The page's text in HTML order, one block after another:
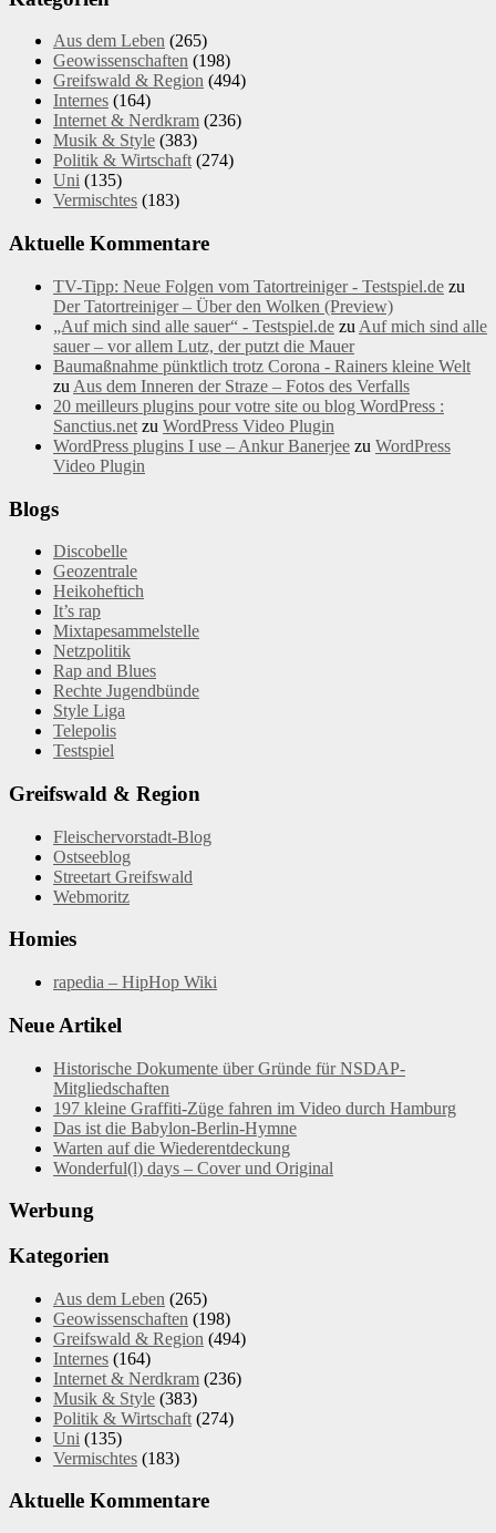
Aus dem Leben (265)
Geowissenschaften (198)
Greifswald & Region (494)
Internes (164)
Internet & Nerdkram (236)
Musik & Style (383)
Politik & Wirtschaft (274)
Uni (135)
Vermischtes (183)
Aktuelle Kommentare
TV-Tipp: Neue Folgen vom Tatortreiniger - Testspiel.de zu
Der Tatortreiniger – Über den Wolken (Preview)
„Auf mich sind alle sauer“ - Testspiel.de zu Auf mich sind alle
sauer – vor allem Lutz, der putzt die Mauer
Baumaßnahme pünktlich trotz Corona - Rainers kleine Welt
zu Aus dem Inneren der Straze – Fotos des Verfalls
20 meilleurs plugins pour votre site ou blog WordPress :
Sanctius.net zu WordPress Video Plugin
WordPress plugins I use – Ankur Banerjee zu WordPress
Video Plugin
Blogs
Discobelle
Geozentrale
Heikoheftich
It’s rap
Mixtapesammelstelle
Netzpolitik
Rap and Blues
Rechte Jugendbünde
Style Liga
Telepolis
Testspiel
Greifswald & Region
Fleischervorstadt-Blog
Ostseeblog
Streetart Greifswald
Webmoritz
Homies
rapedia – HipHop Wiki
Neue Artikel
Historische Dokumente über Gründe für NSDAP-
Mitgliedschaften
197 kleine Graffiti-Züge fahren im Video durch Hamburg
Das ist die Babylon-Berlin-Hymne
Warten auf die Wiederentdeckung
Wonderful(l) days – Cover und Original
Werbung
Kategorien
Aus dem Leben (265)
Geowissenschaften (198)
Greifswald & Region (494)
Internes (164)
Internet & Nerdkram (236)
Musik & Style (383)
Politik & Wirtschaft (274)
Uni (135)
Vermischtes (183)
Aktuelle Kommentare